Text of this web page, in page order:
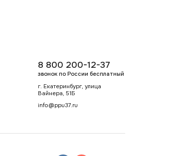
8 800 200-12-37
звонок по России бесплатный
г. Екатеринбург, улица
Вайнера, 51Б
info@ppu37.ru